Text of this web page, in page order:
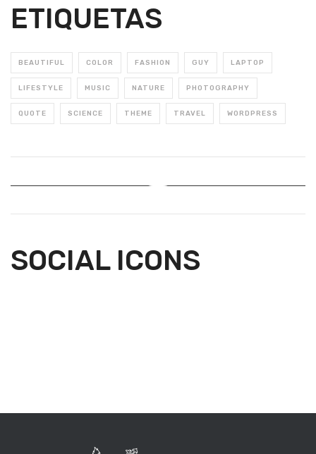
ETIQUETAS
BEAUTIFUL COLOR FASHION GUY LAPTOP
LIFESTYLE MUSIC NATURE PHOTOGRAPHY
QUOTE SCIENCE THEME TRAVEL WORDPRESS
SOCIAL ICONS